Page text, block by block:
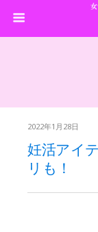
2022年1月28日
妊活アイ
リも！